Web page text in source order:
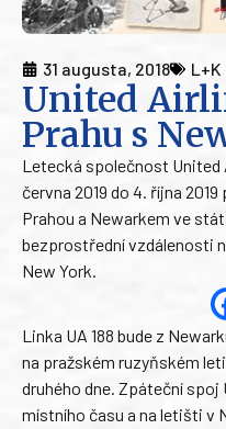
31 augusta, 2018 L+K
United
Prahu s
Letecká společnost United
června 2019 do 4. října
Prahou a Newarkem ve
bezprostřední vzdálenosti
New York.
Linka UA 188 bude z
na pražském ruzyňském
druhého dne. Zpáteční spoj
místního času a na letišti v